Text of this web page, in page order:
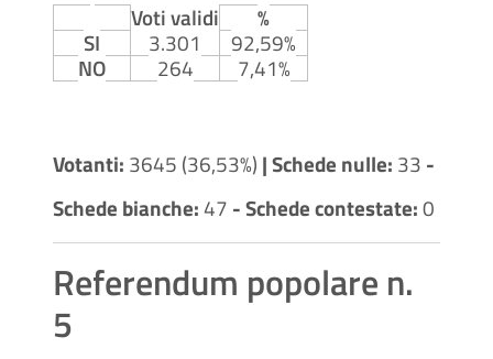
Voti validi
%
SI
3.301
92,59%
NO
264 7,41%
Votanti: 3645 (36,53%) | Schede nulle: 33 -
Schede bianche:47 - Schede contestate:0
Referendum popolare n.
5